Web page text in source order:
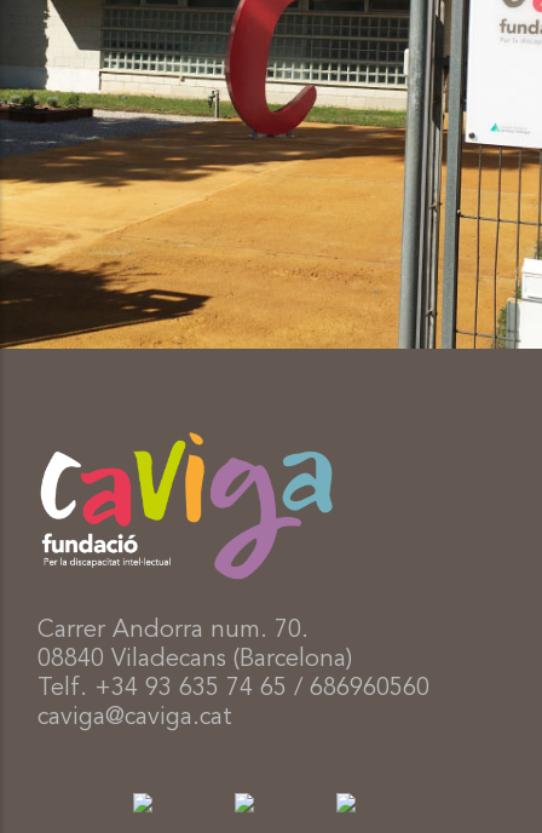
Carrer Andorra num. 70.
08840 Viladecans (Barcelona)
Telf. +34 93 635 74 65 / 686960560
caviga@caviga.cat